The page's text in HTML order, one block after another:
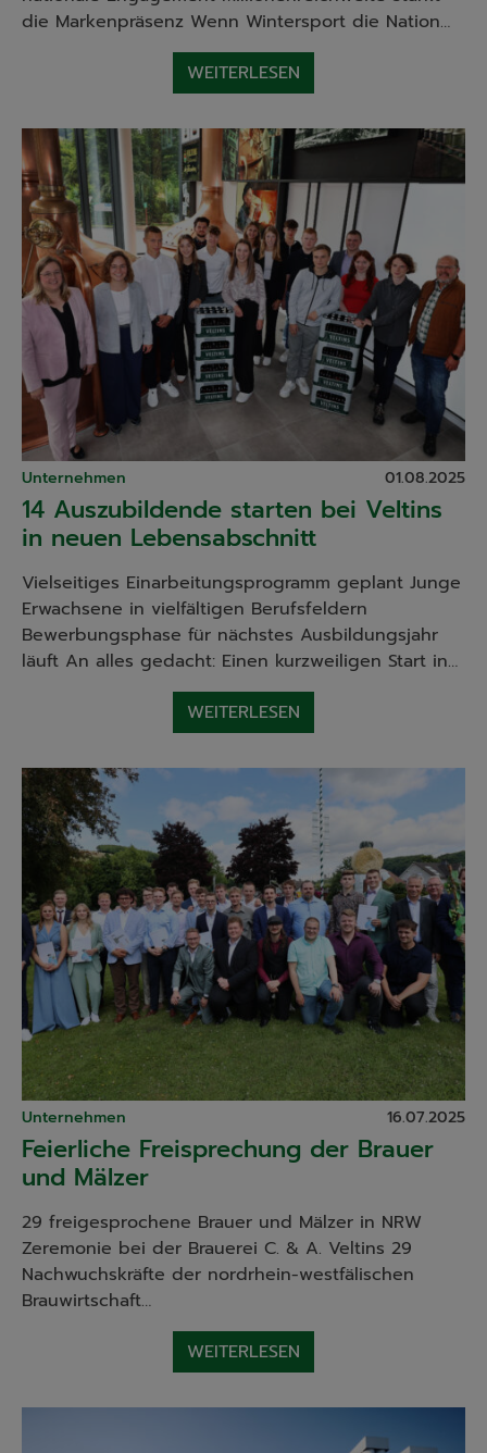
die Markenpräsenz Wenn Wintersport die Nation…
WEITERLESEN
Unternehmen 01.08.2025
14 Auszubildende starten bei Veltins
in neuen Lebensabschnitt
Vielseitiges Einarbeitungsprogramm geplant Junge
Erwachsene in vielfältigen Berufsfeldern
Bewerbungsphase für nächstes Ausbildungsjahr
läuft An alles gedacht: Einen kurzweiligen Start in…
WEITERLESEN
Unternehmen 16.07.2025
Feierliche Freisprechung der Brauer
und Mälzer
29 freigesprochene Brauer und Mälzer in NRW
Zeremonie bei der Brauerei C. & A. Veltins 29
Nachwuchskräfte der nordrhein-westfälischen
Brauwirtschaft…
WEITERLESEN